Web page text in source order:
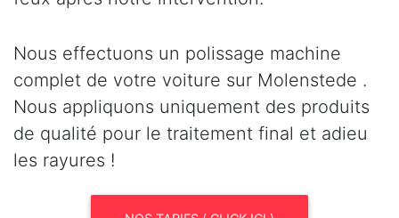
Nous effectuons un polissage machine
complet de votre voiture sur Molenstede .
Nous appliquons uniquement des produits
de qualité pour le traitement final et adieu
les rayures !